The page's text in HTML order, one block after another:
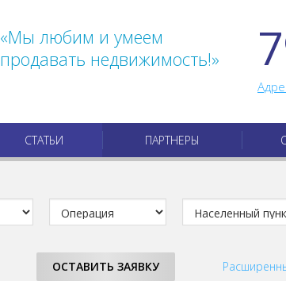
«Мы любим и умеем
продавать недвижимость!»
СТАТЬИ ПАРТНЕРЫ
ОСТАВИТЬ ЗАЯВКУ